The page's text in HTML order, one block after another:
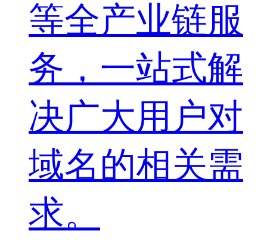
等全产业链服
务，一站式解
决广大用户对
域名的相关需
求。